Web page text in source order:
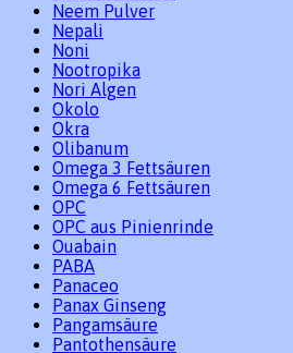
Neem Pulver
Nepali
Noni
Nootropika
Nori Algen
Okolo
Okra
Olibanum
Omega 3 Fettsäuren
Omega 6 Fettsäuren
OPC
OPC aus Pinienrinde
Ouabain
PABA
Panaceo
Panax Ginseng
Pangamsäure
Pantothensäure